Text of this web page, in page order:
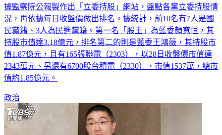
據監察院公報製作出「立委持股」網站，盤點各黨立委持股情
況，再依據每日收盤價做出排名。據統計，前10名有7人是國
民黨籍、3人為民進黨籍。第一名「股王」為藍委顏寬恒，其
持股市值達3.18億元，排名第二的則是藍委王鴻薇，其持股市
值1.87億元，且有165張聯電（2303），以28日收盤價市值達
2343萬元、另還有6700股台積電（2330），市值1537萬，總市
值約1.85億元。
政治